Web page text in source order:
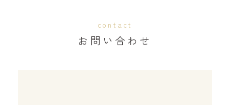
contact
お問い合わせ